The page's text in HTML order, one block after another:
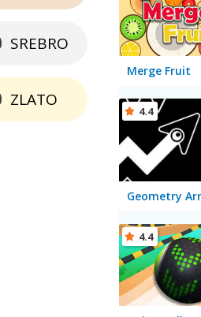
SREBRO
ZLATO
Merge Fruit
Geometry
4.4
4.4